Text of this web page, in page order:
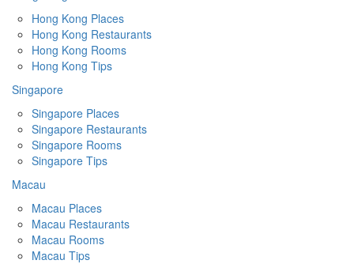
Hong Kong Places
Hong Kong Restaurants
Hong Kong Rooms
Hong Kong Tips
Singapore
Singapore Places
Singapore Restaurants
Singapore Rooms
Singapore Tips
Macau
Macau Places
Macau Restaurants
Macau Rooms
Macau Tips